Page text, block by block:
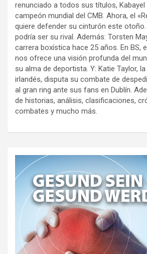
renunciado a todos sus títulos, Kabayel
campeón mundial del CMB. Ahora, el
quiere defender su cinturón este otoño.
podría ser su rival. Además: Torsten
carrera boxística hace 25 años. En BS,
nos ofrece una visión profunda del
su alma de deportista. Y: Katie Taylor,
irlandés, disputa su combate de
al gran ring ante sus fans en Dublín.
de historias, análisis, clasificaciones,
combates y mucho más.